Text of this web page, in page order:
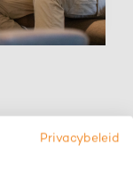
Privacybeleid